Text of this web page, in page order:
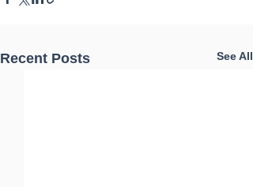
Recent Posts See All